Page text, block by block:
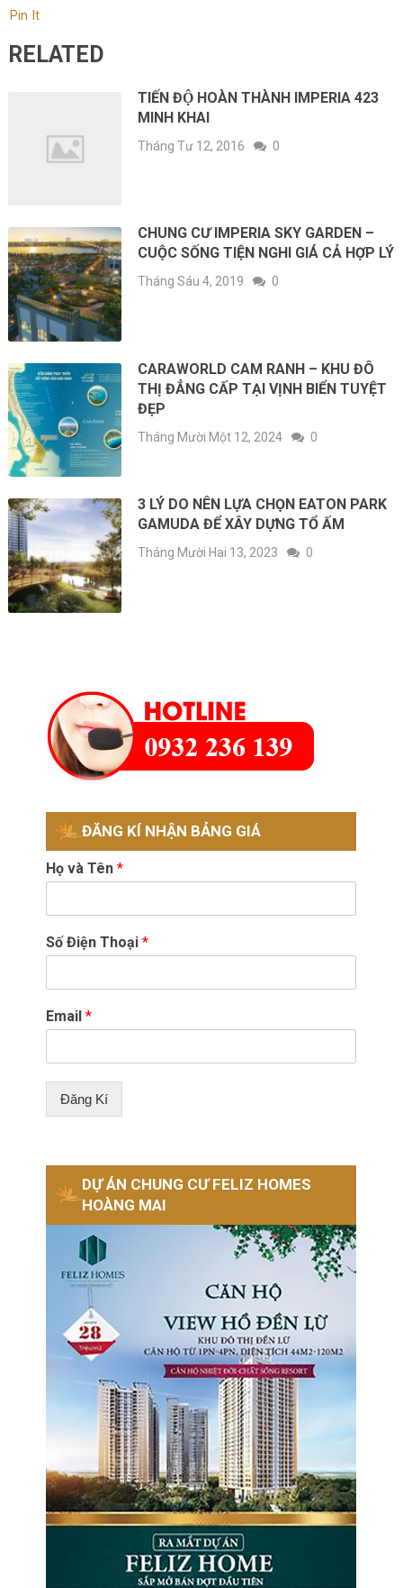
Pin It
RELATED
TIẾN ĐỘ HOÀN THÀNH IMPERIA 423
MINH KHAI
Tháng Tư 12, 2016 0
CHUNG CƯ IMPERIA SKY GARDEN –
CUỘC SỐNG TIỆN NGHI GIÁ CẢ HỢP LÝ
Tháng Sáu 4, 2019 0
CARAWORLD CAM RANH – KHU ĐÔ
THỊ ĐẲNG CẤP TẠI VỊNH BIỂN TUYỆT
ĐẸP
Tháng Mười Một 12, 2024 0
3 LÝ DO NÊN LỰA CHỌN EATON PARK
GAMUDA ĐỂ XÂY DỰNG TỔ ẤM
Tháng Mười Hai 13, 2023 0
ĐĂNG KÍ NHẬN BẢNG GIÁ
Họ và Tên*
Số Điện Thoại*
Email*
Đăng Kí
DỰ ÁN CHUNG CƯ FELIZ HOMES
HOÀNG MAI